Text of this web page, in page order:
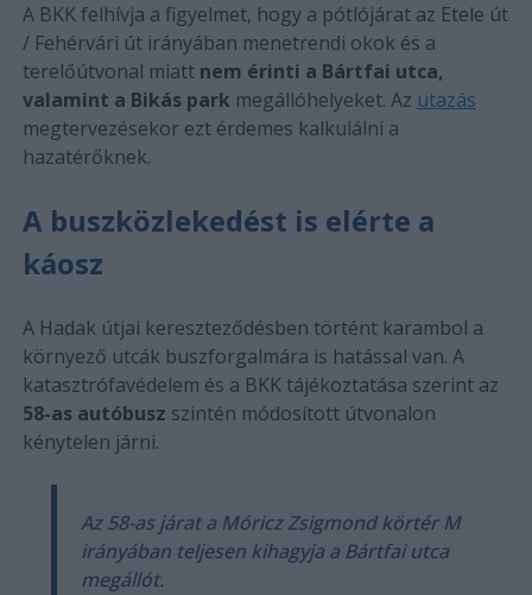
A BKK felhívja a figyelmet, hogy a pótlójárat az Etele út
/ Fehérvári út irányában menetrendi okok és a
terelőútvonal miatt nem érinti a Bártfai utca,
valamint a Bikás park megállóhelyeket. Az utazás
megtervezésekor ezt érdemes kalkulálni a
hazatérőknek.
A buszközlekedést is elérte a
káosz
A Hadak útjai kereszteződésben történt karambol a
környező utcák buszforgalmára is hatással van. A
katasztrófavédelem és a BKK tájékoztatása szerint az
58-as autóbusz szintén módosított útvonalon
kénytelen járni.
Az 58-as járat a Móricz Zsigmond körtér M
irányában teljesen kihagyja a Bártfai utca
megállót.